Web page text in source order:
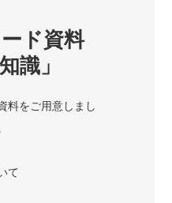
ド資料
識」
料をご用意しまし
て